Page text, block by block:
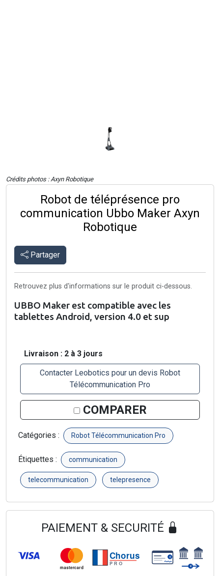
Crédits photos : Axyn Robotique
Robot de téléprésence pro
communication Ubbo Maker Axyn
Robotique
Partager
Retrouvez plus d'informations sur le produit ci-dessous.
UBBO Maker est compatible avec les
tablettes Android, version 4.0 et sup
Livraison : 2 à 3 jours
Contacter Leobotics pour un devis Robot
Télécommunication Pro
COMPARER
Catégories : Robot Télécommunication Pro
Étiquettes : communication
telecommunication telepresence
PAIEMENT & SECURITÉ
mastercard
Chorus
PRO
€
€